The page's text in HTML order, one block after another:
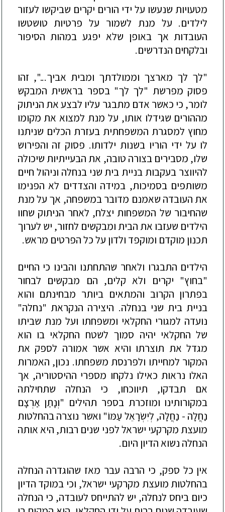
מטעויות שנעשו על ידי הורים יקרים שביקשו לעזור
לילדים. על מנת לשמור על פרטיות טושטשו
העובדות אך באופן שלא יפגע במהות הסיפור
ובלקחים הנדרשים.
"לך לך מארצך וממולדתך ומבית אביך...", זהו
פסוק מפרשת "לך לך" בספר בראשית המבקש
לומר, כי כאשר אדם מתבגר עליו לבצע את הניתוק
מההורים שגידלו אותו, על מנת למצוא את מקומו
מחוץ למסגרת המשפחתית בעזרת הכלים שניתנו
לו על ידי הוריו בשנות ילדותו. פסוק זה והפירוש
שלו, מסבירים בצורה טובה, את הבעייתיות שיכולה
להיווצר בעקבות בניית בית שני בנחלה וניהול חיים
משותפים בסמיכות, במידה והצדדים לא הפנימו
את העובדה שאמנם מדובר במשפחה, אך על מנת
שהחיבור של המשפחות יצלח, לאחר הניתוק שחוו
הילדים שעזבו את הבית ומבקשים לחזור, יש לערוך
תכנון מוקדם ומוקפד ולדון על כל הפרטים מראש.
הילדים התבגרו ולאחר שהתחתנו והבינו כי החיים
"בחוץ" יקרים ולא קלים, הם מבקשים לבחור
בפתרון הקרוב והמתאים ביותר מבחינתם והוא
בניית בית שני בנחלה. היצירה הנקראת "נחלה"
נועדה למגורי החקלאי ומשפחתו ועל מנת שביתו
של החקלאי יהיה סמוך לשטח החקלאי בו הוא
מגדל את תוצרתו והיא אשר אמורה לספק את
המקור למחייתו ולפרנסת משפחתו. נכון, האמרות
האלו נראות כאילו נלקחו מספרי ההיסטוריה, אך
אם תבדקו, תיווכחו, כי הנחלה שתחילתה
במקורותינו ומוזכרת בספר תהילים "וְנָתַן אַרְצָם
נַחֲלָה - נַחֲלָה, לְיִשְׂרָאֵל עַמּוֹ" ואשר נוצרהבהחלטות
מועצת מקרקעי ישראל לפני שנים רבות, היא אותה
הנחלה נשוא הדיון היום.
אין כל ספק, כי הרבה עבר מאז שהוגדרה הנחלה
בהחלטות מועצת מקרקעי ישראל, וכי במוקד הדיון
כיום ביחס לנחלה, יש להתייחס לעובדה, כי הנחלה